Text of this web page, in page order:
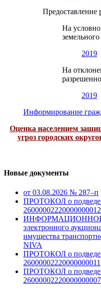
Предоставление
На
земельного
2019
На
2019
Информирование
Оценка населением
угроз городских
Новые документы
от 03.08.2026 № 287–п
ПРОТОКОЛ о
26000002220000000012
ИНФОРМАЦИОННОЕ
электронного
имущества
NIVA
ПРОТОКОЛ о
26000002220000000011
ПРОТОКОЛ о
26000002220000000007